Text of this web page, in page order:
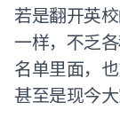
若是翻开英
一样，不乏
名单里面，
甚至是现今